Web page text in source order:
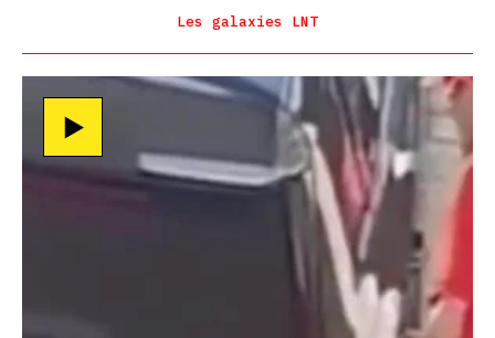
Les galaxies LNT